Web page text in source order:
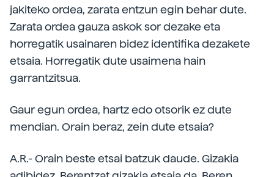
jakiteko ordea, zarata entzun egin behar dute.
Zarata ordea gauza askok sor dezake eta
horregatik usainaren bidez identifika dezakete
etsaia. Horregatik dute usaimena hain
garrantzitsua.
Gaur egun ordea, hartz edo otsorik ez dute
mendian. Orain beraz, zein dute etsaia?
A.R.- Orain beste etsai batzuk daude. Gizakia